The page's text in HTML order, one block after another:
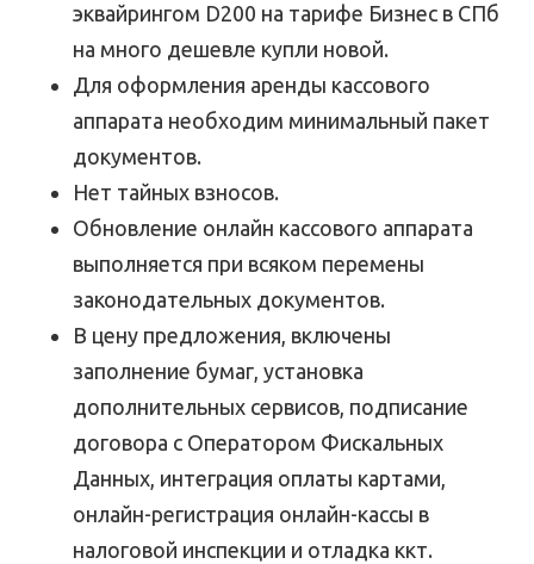
эквайрингом D200 на тарифе Бизнес в СПб
на много дешевле купли новой.
Для оформления аренды кассового
аппарата необходим минимальный пакет
документов.
Нет тайных взносов.
Обновление онлайн кассового аппарата
выполняется при всяком перемены
законодательных документов.
В цену предложения, включены
заполнение бумаг, установка
дополнительных сервисов, подписание
договора с Оператором Фискальных
Данных, интеграция оплаты картами,
онлайн-регистрация онлайн-кассы в
налоговой инспекции и отладка ккт.